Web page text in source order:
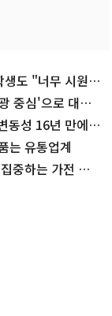
도 "너무 시원해
중심'으로 대대
성 16년 만에
는 유통업계
중하는 가전 양